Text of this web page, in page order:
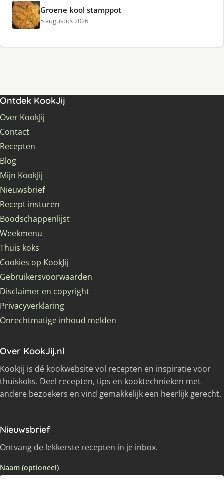
Groene kool stamppot
5 augustus 2026
Ontdek KookJij
Over KookJij
Contact
Recepten
Blog
Mijn KookJij
Nieuwsbrief
Recept insturen
Boodschappenlijst
Weekmenu
Thuis koks
Cookies op KookJij
Gebruikersvoorwaarden
Disclaimer en copyright
Privacyverklaring
Onrechtmatige inhoud melden
Over KookJij.nl
KookJij is dé kookwebsite vol recepten en inspiratie voor
thuiskoks. Deel recepten, tips en kooktechnieken met
andere bezoekers en vind gemakkelijk een heerlijk gerecht.
Nieuwsbrief
Ontvang de lekkerste recepten in je inbox.
Naam (optioneel)